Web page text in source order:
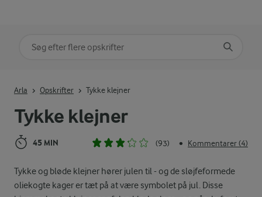
Tykke klejner
45 MIN (93) • Kommentarer (4)
Tykke og bløde klejner hører julen til - og de sløjfeformede
oliekogte kager er tæt på at være symbolet på jul. Disse
Arla Opskrifter Tykke klejner
Søg på kategori